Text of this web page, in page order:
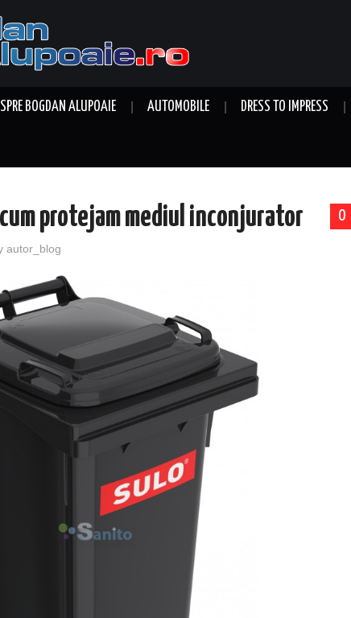
BOGDAN ALUPOAIE AUTOMOBILE DRESS TO IMPRESS
0
protejam mediul inconjurator
autor_blog